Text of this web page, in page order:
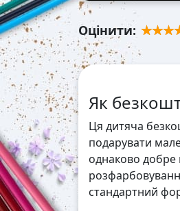
Оцінити:
Як
Ця дитяча
подарувати
однаково добре
стандартний